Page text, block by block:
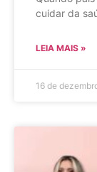
cuidar da
LEIA MAIS »
16 de